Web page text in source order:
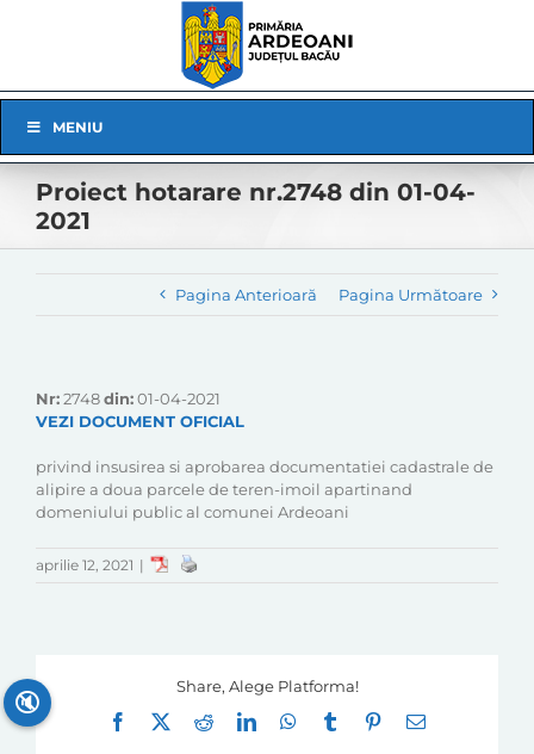
Navigation
MENIU
Proiect hotarare nr.2748 din 01-04-
2021
Pagina Anterioară Pagina Următoare
Nr:2748din:01-04-2021
VEZI DOCUMENT OFICIAL
privind insusirea si aprobarea documentatiei cadastrale de
alipire a doua parcele de teren-imoil apartinand
domeniului public al comunei Ardeoani
aprilie 12, 2021 |
Share, Alege Platforma!
Facebook
RedditLinkedInWhatsApp
Tumblr Pinterest
E-
🔇